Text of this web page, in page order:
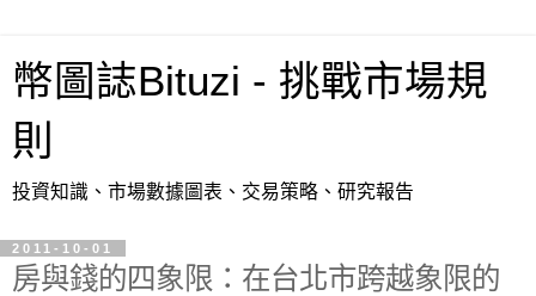
幣圖誌Bituzi - 挑戰市場規
則
投資知識、市場數據圖表、交易策略、研究報告
2011-10-01
房與錢的四象限：在台北市跨越象限的